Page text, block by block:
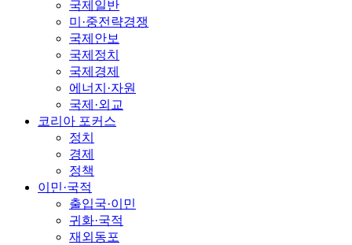
국제일반
미·중전략경쟁
국제안보
국제정치
국제경제
에너지·자원
국제·외교
코리아 포커스
정치
경제
정책
이민·국적
출입국·이민
귀화·국적
재외동포